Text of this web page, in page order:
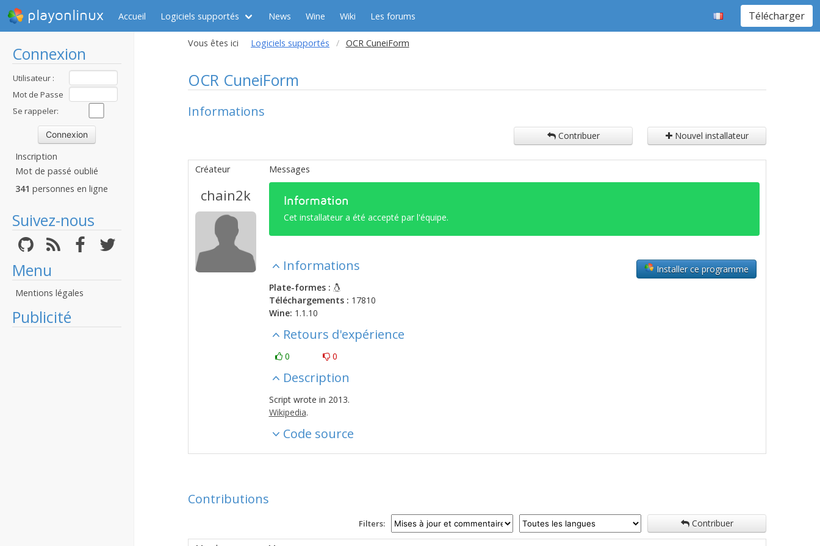
playonlinux Accueil Logiciels supportés News Wine Wiki Les forums Télécharger
Connexion
Utilisateur :
Mot de Passe
:Se rappeler:
Inscription
Mot de passé oublié
341 personnes en ligne
Suivez-nous
Menu
Mentions légales
Publicité
Vous êtes ici Logiciels supportés OCR CuneiForm
OCR CuneiForm
Informations
Contribuer Nouvel installateur
Créateur Messages
chain2k Information
Cet installateur a été accepté par l'équipe.
Installer ce programme
Informations
Plate-formes :
Téléchargements : 17810
Wine: 1.1.10
Retours d'expérience
0 0
Description
Script wrote in 2013.
Wikipedia.
Code source
Contributions
Filters: Contribuer